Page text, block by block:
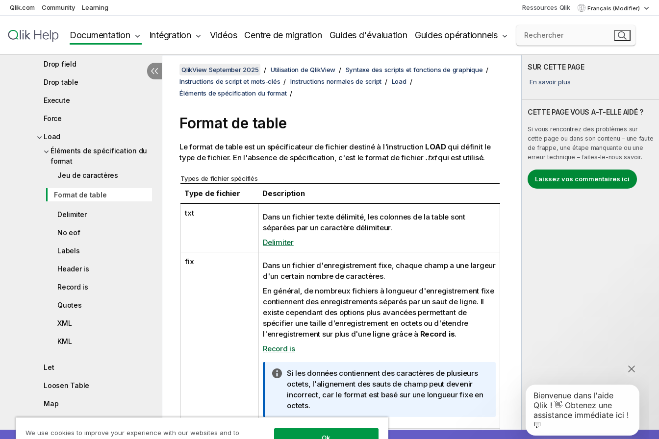
Qlik.com Community Learning Ressources Qlik Français (Modifier)
Documentation Intégration Vidéos Centre de migration Guides d'évaluation Guides opérationnels
Connect
Disconnect
Drop field
Drop table
Execute
Force
Load
Éléments de spécification du
format
Jeu de caractères
Format de table
Delimiter
No eof
Labels
Header is
Record is
Quotes
XML
KML
Let
Loosen Table
Map
SUR CETTE PAGE
En savoir plus
CETTE PAGE VOUS A-T-ELLE AIDÉ ?
Si vous rencontrez des problèmes sur
cette page ou dans son contenu – une faute
de frappe, une étape manquante ou une
erreur technique – faites-le-nous savoir.
Laissez vos commentaires ici
QlikView September 2025 Utilisation de QlikView
Syntaxe des scripts et fonctions de graphique
Instructions de script et mots-clés
Instructions normales de script
Load
Éléments de spécification du format
Format de table
Le format de table est un spécificateur de fichier destiné à l'instruction LOADqui définit le
type de fichier. En l'absence de spécification, c'est le format de fichier .txtqui est utilisé.
Types de fichier spécifiés
Type de fichier Description
txt
Dans un fichier texte délimité, les colonnes de la table sont
séparées par un caractère délimiteur.
Delimiter
fix
Dans un fichier d'enregistrement fixe, chaque champ a une largeur
d'un certain nombre de caractères.
En général, de nombreux fichiers à longueur d'enregistrement fixe
contiennent des enregistrements séparés par un saut de ligne. Il
existe cependant des options plus avancées permettant de
spécifier une taille d'enregistrement en octets ou d'étendre
l'enregistrement sur plus d'une ligne grâce à Record is.
Record is
N
o
t
e
I
n
Si les données contiennent des caractères de plusieurs
octets, l'alignement des sauts de champ peut devenir
incorrect, car le format est basé sur une longueur fixe en
octets.
We use cookies to improve your experience with our websites and to